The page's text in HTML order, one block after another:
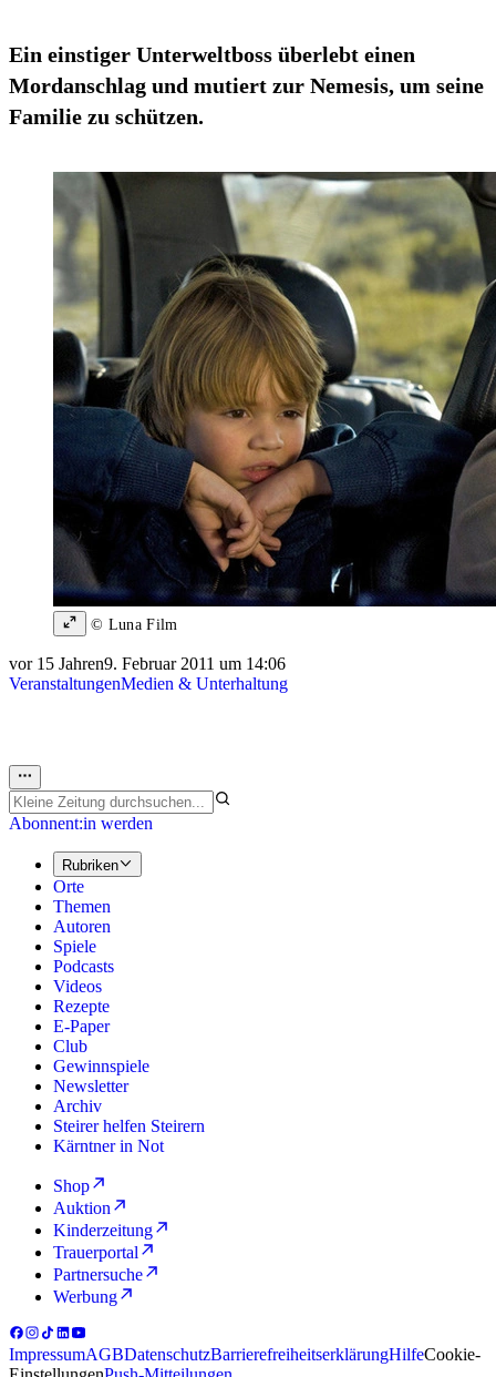
Ein einstiger Unterweltboss überlebt einen
Mordanschlag und mutiert zur Nemesis, um seine
Familie zu schützen.
© Luna Film
vor 15 Jahren9. Februar 2011 um 14:06
VeranstaltungenMedien & Unterhaltung
Abonnent:in werden
Rubriken
Orte
Themen
Autoren
Spiele
Podcasts
Videos
Rezepte
E-Paper
Club
Gewinnspiele
Newsletter
Archiv
Steirer helfen Steirern
Kärntner in Not
Shop
Auktion
Kinderzeitung
Trauerportal
Partnersuche
Werbung
ImpressumAGBDatenschutzBarrierefreiheitserklärungHilfeCookie-